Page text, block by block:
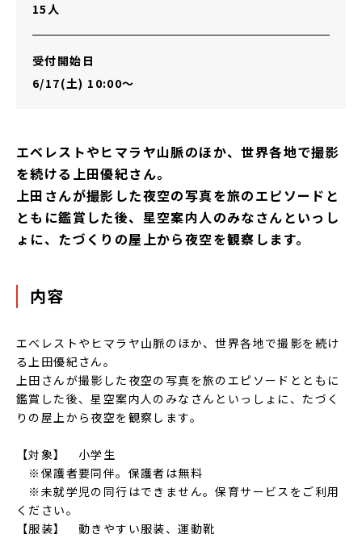
15人
受付開始日
6/17(土) 10:00～
エベレストやヒマラヤ山脈のほか、世界各地で撮影
を続ける上田優紀さん。
上田さんが撮影した夜空の写真を旅のエピソードと
ともに鑑賞した後、星空案内人のみなさんといっし
ょに、たづくりの屋上から夜空を観察します。
内容
エベレストやヒマラヤ山脈のほか、世界各地で撮影を続け
る上田優紀さん。
上田さんが撮影した夜空の写真を旅のエピソードとともに
鑑賞した後、星空案内人のみなさんといっしょに、たづく
りの屋上から夜空を観察します。
【対象】 小学生
※保護者要同伴。保護者は無料
※未就学児の同行はできません。保育サービスをご利用
ください。
【服装】 動きやすい服装、運動靴